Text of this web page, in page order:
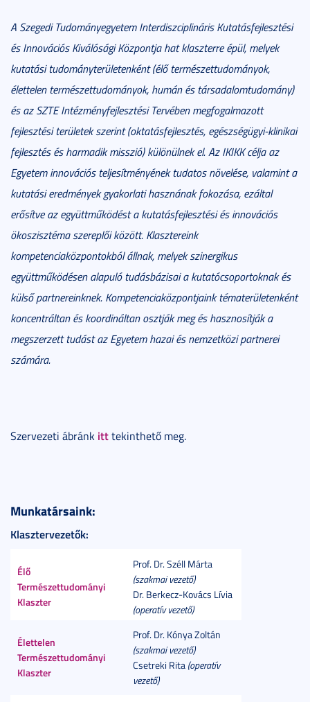
A Szegedi Tudományegyetem Interdiszciplináris Kutatásfejlesztési
és Innovációs Kiválósági Központja hat klaszterre épül, melyek
kutatási tudományterületenként (élő természettudományok,
élettelen természettudományok, humán és társadalomtudomány)
és az SZTE Intézményfejlesztési Tervében megfogalmazott
fejlesztési területek szerint (oktatásfejlesztés, egészségügyi-klinikai
fejlesztés és harmadik misszió) különülnek el. Az IKIKK célja az
Egyetem innovációs teljesítményének tudatos növelése, valamint a
kutatási eredmények gyakorlati hasznának fokozása, ezáltal
erősítve az együttműködést a kutatásfejlesztési és innovációs
ökoszisztéma szereplői között. Klasztereink
kompetenciaközpontokból állnak, melyek szinergikus
együttműködésen alapuló tudásbázisai a kutatócsoportoknak és
külső partnereinknek. Kompetenciaközpontjaink tématerületenként
koncentráltan és koordináltan osztják meg és hasznosítják a
megszerzett tudást az Egyetem hazai és nemzetközi partnerei
számára.
Szervezeti ábránk itttekinthető meg.
Munkatársaink:
Klasztervezetők:
Élő
Természettudományi
Klaszter
Prof. Dr. Széll Márta
(szakmai vezető)
Dr. Berkecz-Kovács Lívia
(operatív vezető)
Élettelen
Természettudományi
Klaszter
Prof. Dr. Kónya Zoltán
(szakmai vezető)
Csetreki Rita (operatív
vezető)